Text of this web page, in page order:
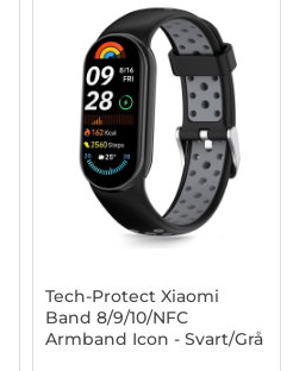
-41%
Tech-Protect Xiaomi
Band 8/9/10/NFC
Armband Icon - Svart/Grå